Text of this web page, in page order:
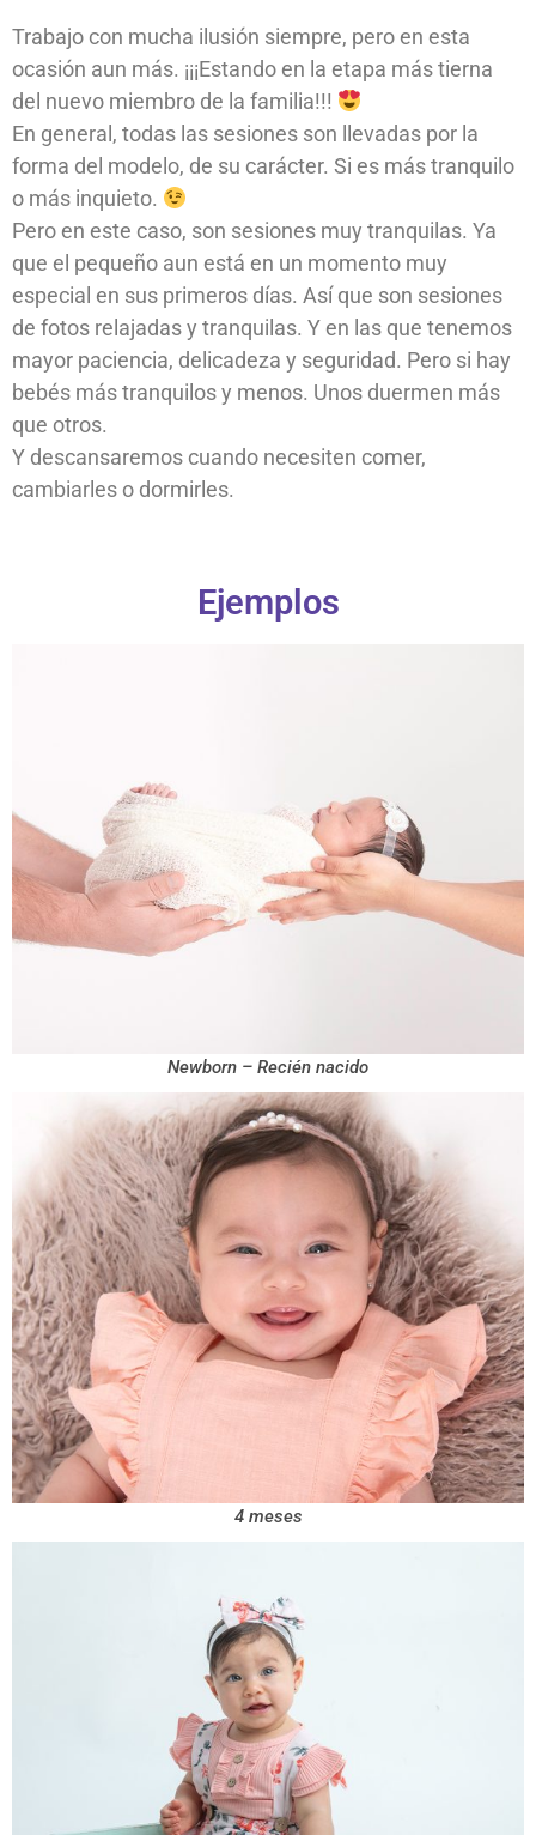
Trabajo con mucha ilusión siempre, pero en esta
ocasión aun más. ¡¡¡Estando en la etapa más tierna
del nuevo miembro de la familia!!!
En general, todas las sesiones son llevadas por la
forma del modelo, de su carácter. Si es más tranquilo
o más inquieto.
Pero en este caso, son sesiones muy tranquilas. Ya
que el pequeño aun está en un momento muy
especial en sus primeros días. Así que son sesiones
de fotos relajadas y tranquilas. Y en las que tenemos
mayor paciencia, delicadeza y seguridad. Pero si hay
bebés más tranquilos y menos. Unos duermen más
que otros.
Y descansaremos cuando necesiten comer,
cambiarles o dormirles.
Ejemplos
Newborn – Recién nacido
4 meses